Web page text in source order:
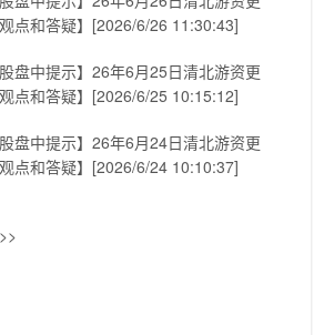
点和答疑】[2026/6/26 11:30:43]
股盘中提示】26年6月25日清北游资更
点和答疑】[2026/6/25 10:15:12]
股盘中提示】26年6月24日清北游资更
点和答疑】[2026/6/24 10:10:37]